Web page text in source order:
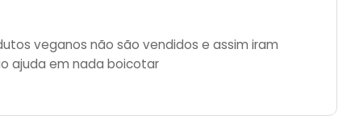
veganos não são vendidos e assim iram
ajuda em nada boicotar